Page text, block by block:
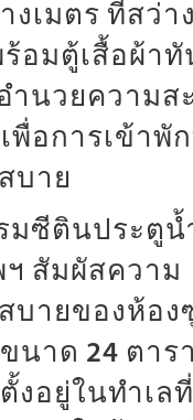
งเมตร ที่สว่าง
อมตู้เสื้อผ้าทั
ำนวยความส
พื่อการเข้าพั
บาย
มซีตินประตูน้
ฯ สัมผัสความ
บายของห้อง
นาด 24 ตาร
งอยู่ในทำเลที่